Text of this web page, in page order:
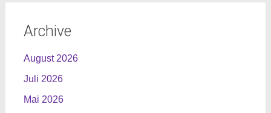
Archive
August 2026
Juli 2026
Mai 2026